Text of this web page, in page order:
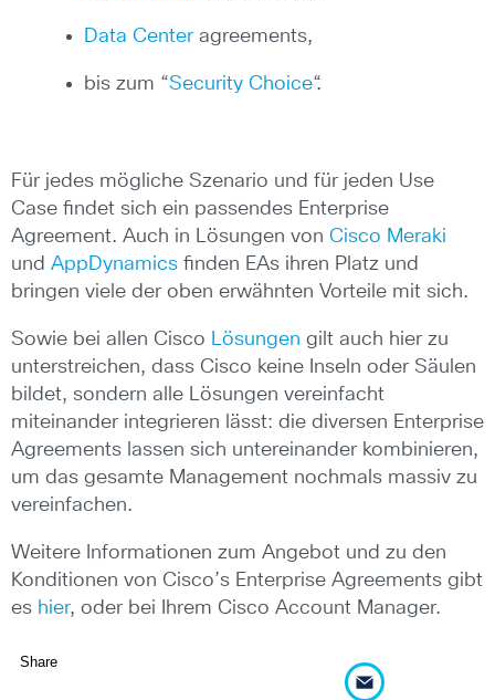
Data Centeragreements,
bis zum “Security Choice“.
Für jedes mögliche Szenario und für jeden Use
Case findet sich ein passendes Enterprise
Agreement. Auch in Lösungen von Cisco Meraki
und AppDynamics finden EAs ihren Platz und
bringen viele der oben erwähnten Vorteile mit sich.
Sowie bei allen Cisco Lösungen gilt auch hier zu
unterstreichen, dass Cisco keine Inseln oder Säulen
bildet, sondern alle Lösungen vereinfacht
miteinander integrieren lässt: die diversen Enterprise
Agreements lassen sich untereinander kombinieren,
um das gesamte Management nochmals massiv zu
vereinfachen.
Weitere Informationen zum Angebot und zu den
Konditionen von Cisco’s Enterprise Agreements gibt
es hier, oder bei Ihrem Cisco Account Manager.
Share